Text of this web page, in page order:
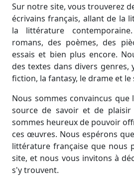
Sur notre site, vous trouverez
écrivains français, allant de la
la littérature
romans, des poèmes, des
essais et bien plus encore.
des textes dans divers genres,
fiction, la fantasy, le drame et le
Nous sommes convaincus
source de savoir et de
sommes heureux de pouvoir
ces œuvres. Nous espérons
littérature française que nous
site, et nous vous invitons à
s'y trouvent.